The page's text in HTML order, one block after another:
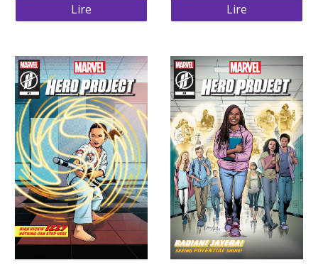
Lire Lire